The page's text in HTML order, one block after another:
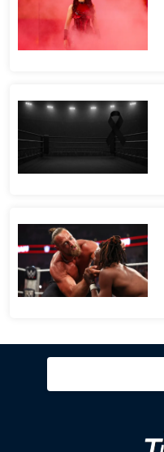
Ricerca